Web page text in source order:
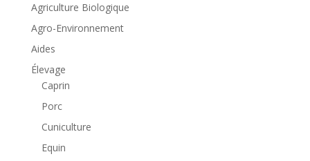
Agriculture Biologique
Agro-Environnement
Aides
Élevage
Caprin
Porc
Cuniculture
Equin